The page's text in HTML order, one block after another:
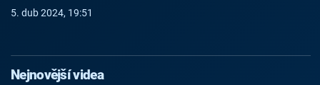
5. dub 2024, 19:51
Nejnovější videa